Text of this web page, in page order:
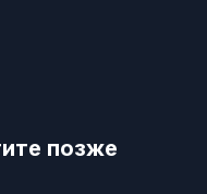
позже